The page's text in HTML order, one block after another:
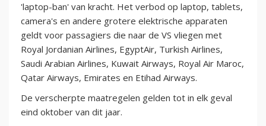
'laptop-ban' van kracht. Het verbod op laptop, tablets,
camera's en andere grotere elektrische apparaten
geldt voor passagiers die naar de VS vliegen met
Royal Jordanian Airlines, EgyptAir, Turkish Airlines,
Saudi Arabian Airlines, Kuwait Airways, Royal Air Maroc,
Qatar Airways, Emirates en Etihad Airways.
De verscherpte maatregelen gelden tot in elk geval
eind oktober van dit jaar.